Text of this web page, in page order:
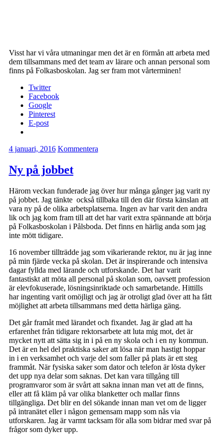
Visst har vi våra utmaningar men det är en förmån att arbeta med
dem tillsammans med det team av lärare och annan personal som
finns på Folkasboskolan. Jag ser fram mot vårterminen!
Twitter
Facebook
Google
Pinterest
E-post
4 januari, 2016 Kommentera
Ny på jobbet
Härom veckan funderade jag över hur många gånger jag varit ny
på jobbet. Jag tänkte också tillbaka till den där första känslan att
vara ny på de olika arbetsplatserna. Ingen av har varit den andra
lik och jag kom fram till att det har varit extra spännande att börja
på Folkasboskolan i Pålsboda. Det finns en härlig anda som jag
inte mött tidigare.
16 november tillträdde jag som vikarierande rektor, nu är jag inne
på min fjärde vecka på skolan. Det är inspirerande och intensiva
dagar fyllda med lärande och utforskande. Det har varit
fantastiskt att möta all personal på skolan som, oavsett profession
är elevfokuserade, lösningsinriktade och samarbetande. Hittills
har ingenting varit omöjligt och jag är otroligt glad över att ha fått
möjlighet att arbeta tillsammans med detta härliga gäng.
Det går framåt med lärandet och fixandet. Jag är glad att ha
erfarenhet från tidigare rektorsarbete att luta mig mot, det är
mycket nytt att sätta sig in i på en ny skola och i en ny kommun.
Det är en hel del praktiska saker att lösa när man hastigt hoppar
in i en verksamhet och varje del som faller på plats är ett steg
frammåt. När fysiska saker som dator och telefon är lösta dyker
det upp nya delar som saknas. Det kan vara tillgång till
programvaror som är svårt att sakna innan man vet att de finns,
eller att få kläm på var olika blanketter och mallar finns
tillgängliga. Det blir en del sökande innan man vet om de ligger
på intranätet eller i någon gemensam mapp som nås via
utforskaren. Jag är varmt tacksam för alla som bidrar med svar på
frågor som dyker upp.